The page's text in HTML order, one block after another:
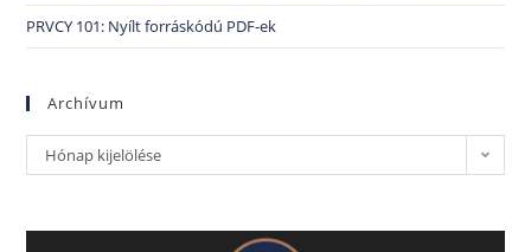
PRVCY 101: Nyílt forráskódú PDF-ek
Archívum
Hónap kijelölése